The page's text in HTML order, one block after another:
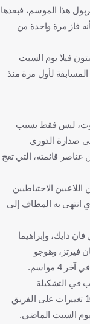
هذا الموسم، فبعدها
علمًا بأنه فاز مرة واحدة من
فيلا يوم السبت
متتالية في المسابقة لأول مرة منذ
سلوت، ليس فقط بسبب
صدارة الدوري
عناصر قائمته، التي تعج
الاحتياطيين
انتهى به المطاف إلى
دايك، وإبراهيما
فيرتز، وهوجو
4 مواسم.
فئة الشباب في التشكيلة
الأساسية، و5 آخرين على دكة البدلاء، بعد أن أجرى 10 تغييرات على الفريق